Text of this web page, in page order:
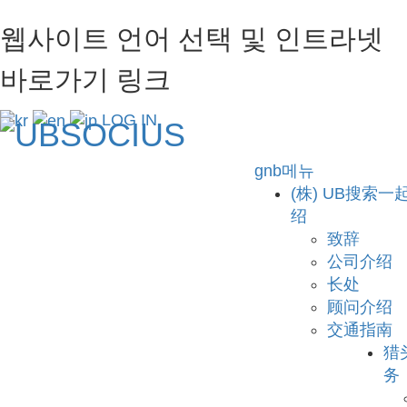
웹사이트 언어 선택 및 인트라넷
바로가기 링크
LOG IN
gnb메뉴
(株) UB搜索一
绍
致辞
公司介绍
长处
顾问介绍
交通指南
猎
务